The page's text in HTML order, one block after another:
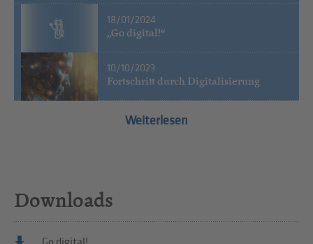
18/01/2024
„Go digital!“
10/10/2023
Fortschritt durch Digitalisierung
Weiterlesen
Downloads